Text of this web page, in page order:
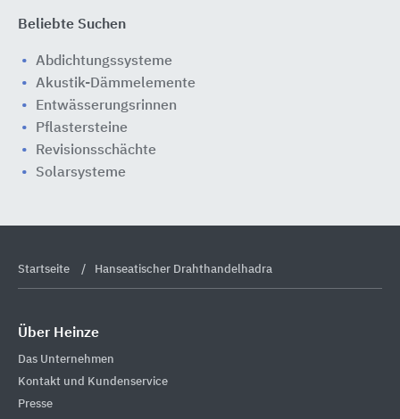
Beliebte Suchen
Abdichtungssysteme
Akustik-Dämmelemente
Entwässerungsrinnen
Pflastersteine
Revisionsschächte
Solarsysteme
Startseite Hanseatischer Drahthandelhadra
Über Heinze
Das Unternehmen
Kontakt und Kundenservice
Presse